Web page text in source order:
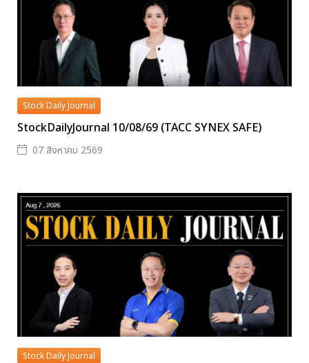
Stock Daily Journal
StockDailyJournal 10/08/69 (TACC SYNEX SAFE)
07 สิงหาคม 2569
Stock Daily Journal